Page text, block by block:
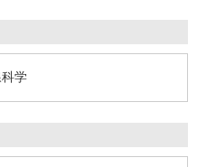
学